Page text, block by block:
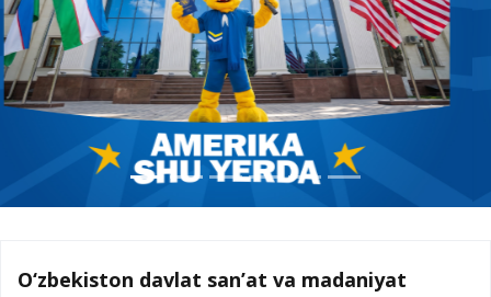
O‘zbekiston davlat san’at va madaniyat